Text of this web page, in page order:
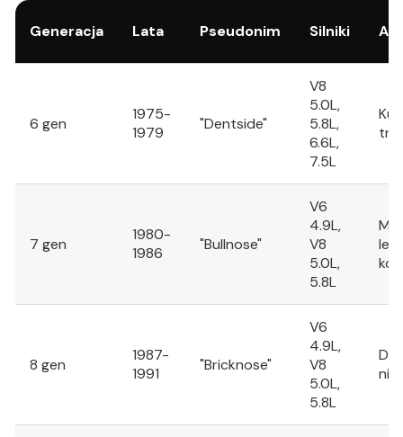
Generacja Lata Pseudonim Silniki
6 gen
1975-
1979
"Dentside"
V8
5.0L,
5.8L,
6.6L,
7.5L
7 gen
1980-
1986
"Bullnose"
V6
4.9L,
V8
5.0L,
5.8L
8 gen
1987-
1991
"Bricknose"
V6
4.9L,
V8
5.0L,
5.8L